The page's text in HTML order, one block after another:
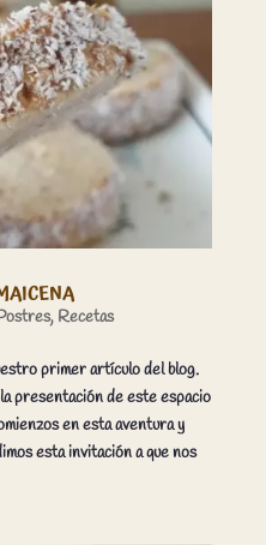
, Recetas
primer artículo del blog.
presentación de este espacio
en esta aventura y
esta invitación a que nos